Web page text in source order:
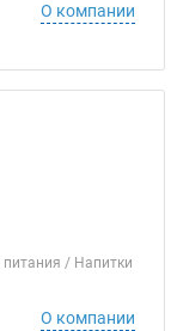
О компании
/ Напитки
О компании